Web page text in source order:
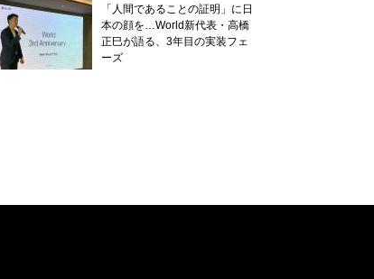
「人間であることの証明」に日
本の顔を…World新代表・高橋
正巳が語る、3年目の実装フェ
ーズ